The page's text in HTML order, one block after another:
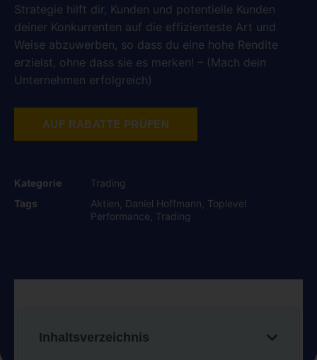
Strategie hilft dir, Kunden und potentielle Kunden
deiner Konkurrenten auf die effizienteste Art und
Weise abzuwerben, so dass du eine hohe Rendite
erzielst, ohne dass sie es merken! – (Mach dein
Unternehmen erfolgreich)
AUF RABATTE PRÜFEN
Kategorie
Trading
Tags
Aktien Daniel Hoffmann Toplevel
Performance Trading
Inhaltsverzeichnis